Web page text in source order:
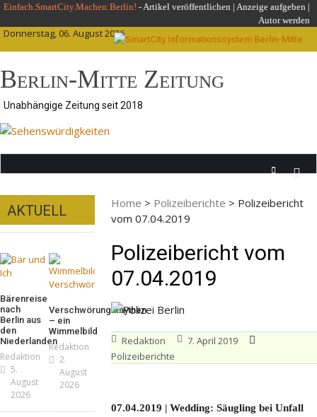
Skip
content
Einfach.SmartCity.Machen:Berlin! -Artikel veröffentlichen | Anzeige aufgeben |
Autor werden
Donnerstag, 06. August 2026
Berlin-Mitte Zeitung
Unabhängige Zeitung seit 2018
Home > Polizeiberichte > Polizeibericht
vom 07.04.2019
Polizeibericht vom
07.04.2019
Redaktion
7. April 2019
Polizeiberichte
07.04.2019 | Wedding: Säugling bei Unfall
AKTUELL
Bärenreise
nach
Berlin aus
den
Niederlanden
Redaktion
5.
August
2026
Verschwörungsmythen
– ein
Wimmelbild
Redaktion
2.
August
2026